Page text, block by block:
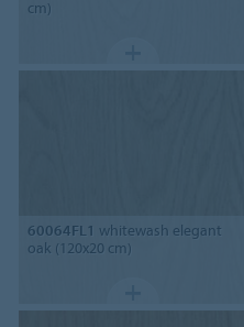
cm)
60064FL1 whitewash elegant
oak (120x20 cm)